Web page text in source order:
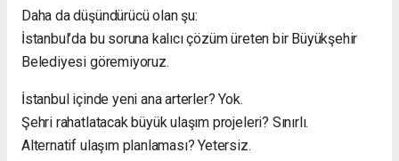
Daha da düşündürücü olan şu:
İstanbul’da bu soruna kalıcı çözüm üreten bir Büyükşehir
Belediyesi göremiyoruz.
İstanbul içinde yeni ana arterler? Yok.
Şehri rahatlatacak büyük ulaşım projeleri? Sınırlı.
Alternatif ulaşım planlaması? Yetersiz.